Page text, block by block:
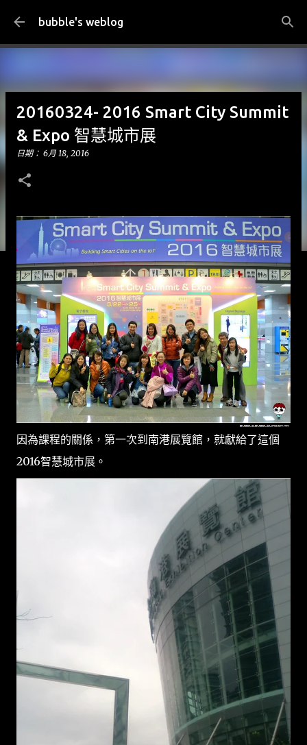
跳到主要內容
bubble's weblog
20160324- 2016 Smart City Summit
& Expo 智慧城市展
日期： 6月 18, 2016
因為課程的關係，第一次到南港展覽館，就獻給了這個
2016智慧城市展。